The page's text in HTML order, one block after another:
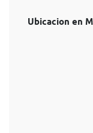
Ubicacion en